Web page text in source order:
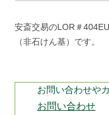
安斎交易のLOR＃
（非石けん基）です。
お問い合わせや
お問い合わせ